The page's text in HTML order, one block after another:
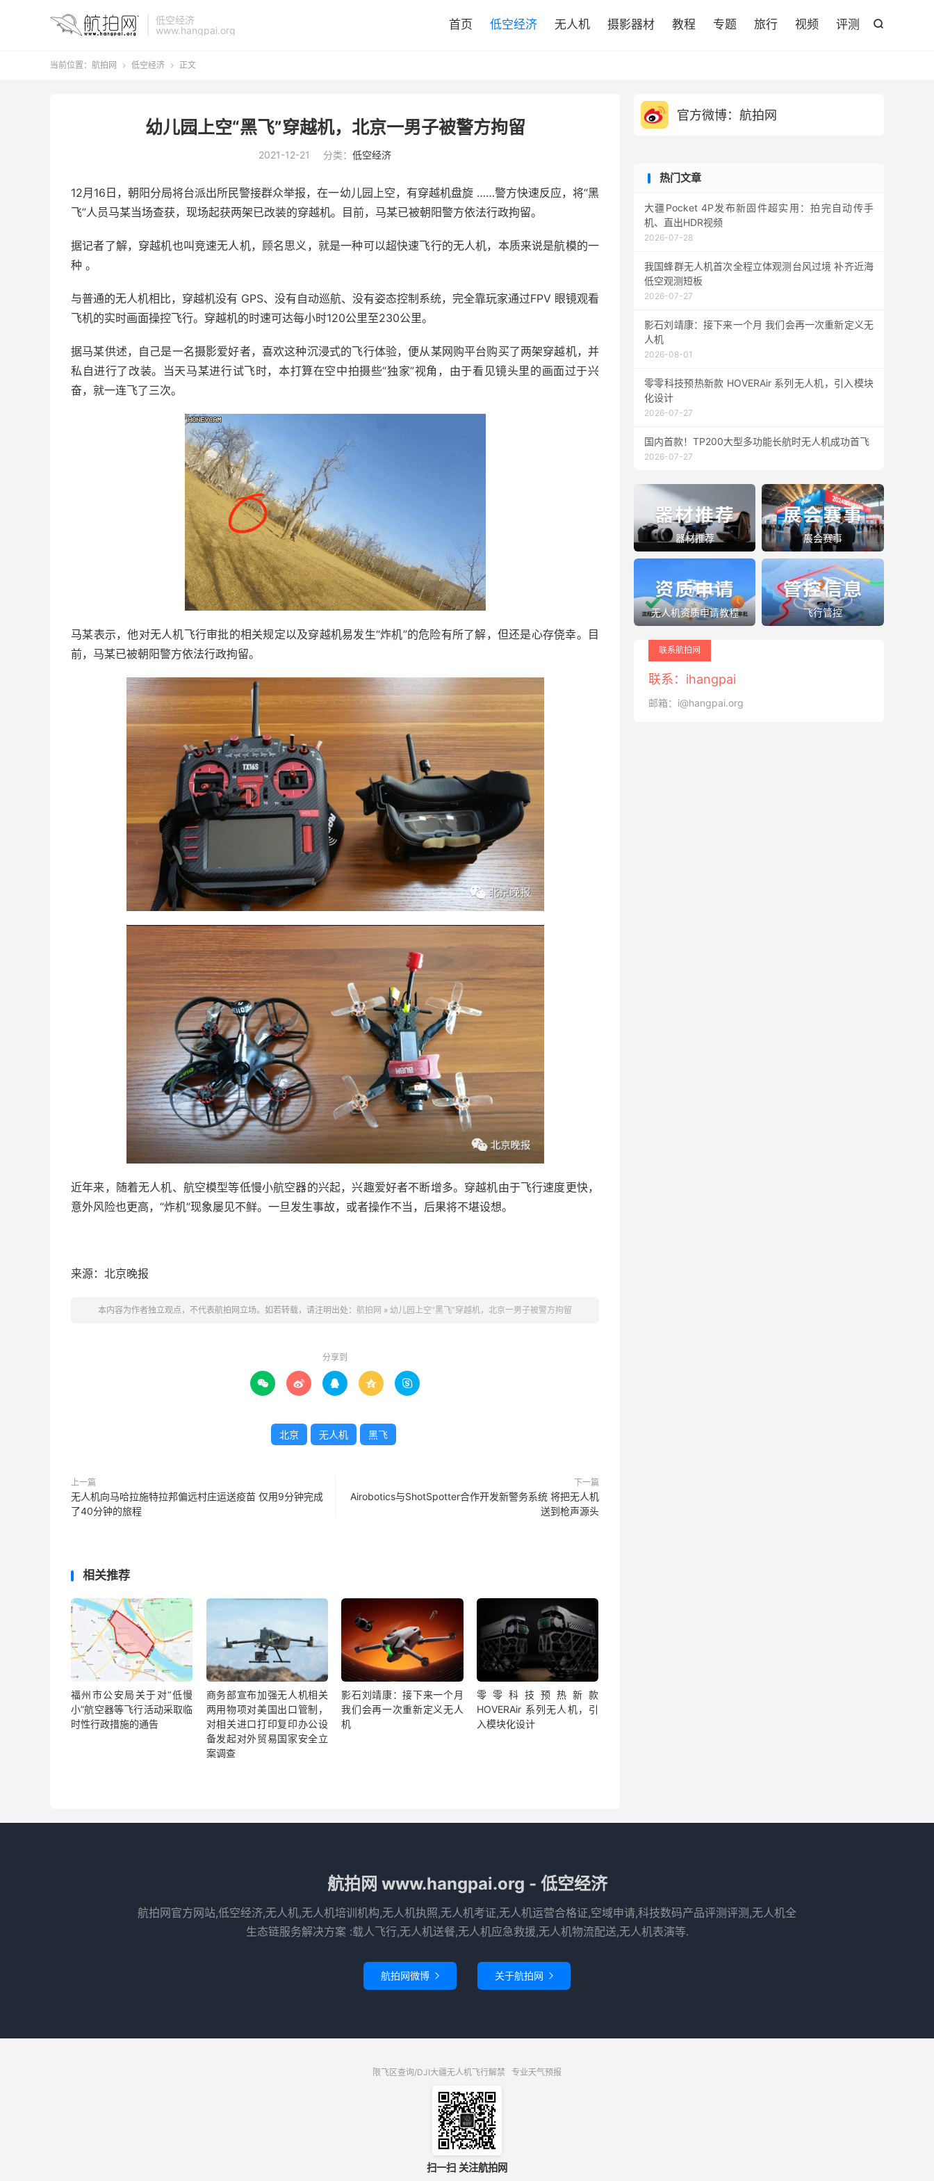
低空经济
www.hangpai.org

首页 低空经济 无人机 摄影器材 教程 专题 旅行 视频 评测
当前位置： 航拍网  低空经济  正文
幼儿园上空“黑飞”穿越机，北京一男子被警方拘留
2021-12-21 分类： 低空经济
12月16日，朝阳分局将台派出所民警接群众举报，在一幼儿园上空，有穿越机盘旋 ……警方快速反应，将“黑
飞”人员马某当场查获，现场起获两架已改装的穿越机。目前，马某已被朝阳警方依法行政拘留。
据记者了解，穿越机也叫竞速无人机，顾名思义，就是一种可以超快速飞行的无人机，本质来说是航模的一
种 。
与普通的无人机相比，穿越机没有 GPS、没有自动巡航、没有姿态控制系统，完全靠玩家通过FPV 眼镜观看
飞机的实时画面操控飞行。穿越机的时速可达每小时120公里至230公里。
据马某供述，自己是一名摄影爱好者，喜欢这种沉浸式的飞行体验，便从某网购平台购买了两架穿越机，并
私自进行了改装。当天马某进行试飞时，本打算在空中拍摄些“独家”视角，由于看见镜头里的画面过于兴
奋，就一连飞了三次。
马某表示，他对无人机飞行审批的相关规定以及穿越机易发生“炸机”的危险有所了解，但还是心存侥幸。目
前，马某已被朝阳警方依法行政拘留。
近年来，随着无人机、航空模型等低慢小航空器的兴起，兴趣爱好者不断增多。穿越机由于飞行速度更快，
意外风险也更高，“炸机”现象屡见不鲜。一旦发生事故，或者操作不当，后果将不堪设想。
来源：北京晚报
本内容为作者独立观点，不代表航拍网立场。如若转载，请注明出处： 航拍网 » 幼儿园上空“黑飞”穿越机，北京一男子被警方拘留
分享到
    
北京 无人机 黑飞
上一篇
无人机向马哈拉施特拉邦偏远村庄运送疫苗 仅用9分钟完成
了40分钟的旅程
下一篇
Airobotics与ShotSpotter合作开发新警务系统 将把无人机
送到枪声源头
相关推荐
福州市公安局关于对“低慢
小”航空器等飞行活动采取临
时性行政措施的通告
商务部宣布加强无人机相关
两用物项对美国出口管制，
对相关进口打印复印办公设
备发起对外贸易国家安全立
案调查
影石刘靖康：接下来一个月
我们会再一次重新定义无人
机
零零科技预热新款
HOVERAir 系列无人机，引
入模块化设计
官方微博：航拍网
热门文章
大疆Pocket 4P发布新固件超实用：拍完自动传手
机、直出HDR视频
2026-07-28
我国蜂群无人机首次全程立体观测台风过境 补齐近海
低空观测短板
2026-07-27
影石刘靖康：接下来一个月 我们会再一次重新定义无
人机
2026-08-01
零零科技预热新款 HOVERAir 系列无人机，引入模块
化设计
2026-07-27
国内首款！TP200大型多功能长航时无人机成功首飞
2026-07-27
器材推荐 展会赛事
无人机资质申请教程 飞行管控
联系航拍网
联系：ihangpai
邮箱：i@hangpai.org
航拍网 www.hangpai.org - 低空经济
航拍网官方网站,低空经济,无人机,无人机培训机构,无人机执照,无人机考证,无人机运营合格证,空域申请,科技数码产品评测评测,无人机全
生态链服务解决方案 :载人飞行,无人机送餐,无人机应急救援,无人机物流配送,无人机表演等.
航拍网微博  关于航拍网 
限飞区查询/DJI大疆无人机飞行解禁 专业天气预报
扫一扫 关注航拍网